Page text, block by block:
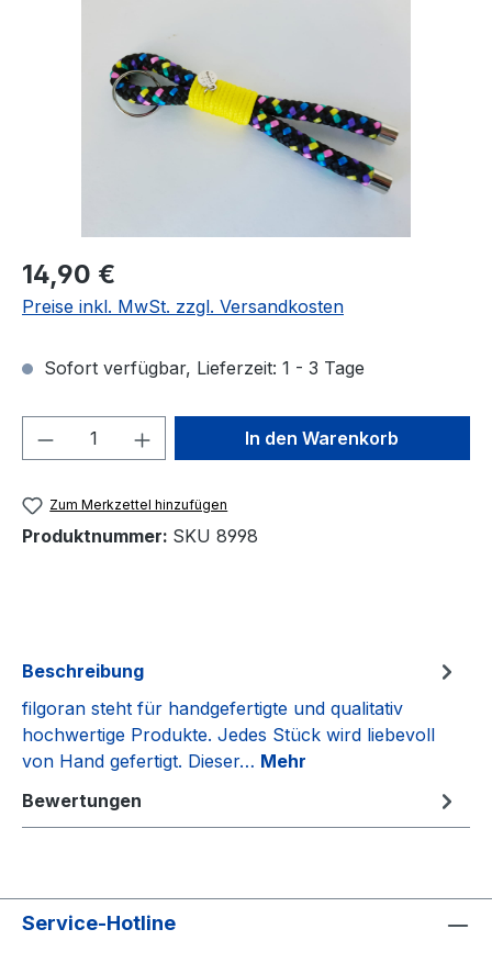
Regulärer Preis:
14,90 €
Preise inkl. MwSt. zzgl. Versandkosten
Sofort verfügbar, Lieferzeit: 1 - 3 Tage
Produkt Anzahl: Gib denIn den Warenkorb
Zum Merkzettel hinzufügen
Produktnummer: SKU 8998
Beschreibung
filgoran steht für handgefertigte und qualitativ
hochwertige Produkte. Jedes Stück wird liebevoll
von Hand gefertigt. Dieser… Mehr
Bewertungen
Service-Hotline